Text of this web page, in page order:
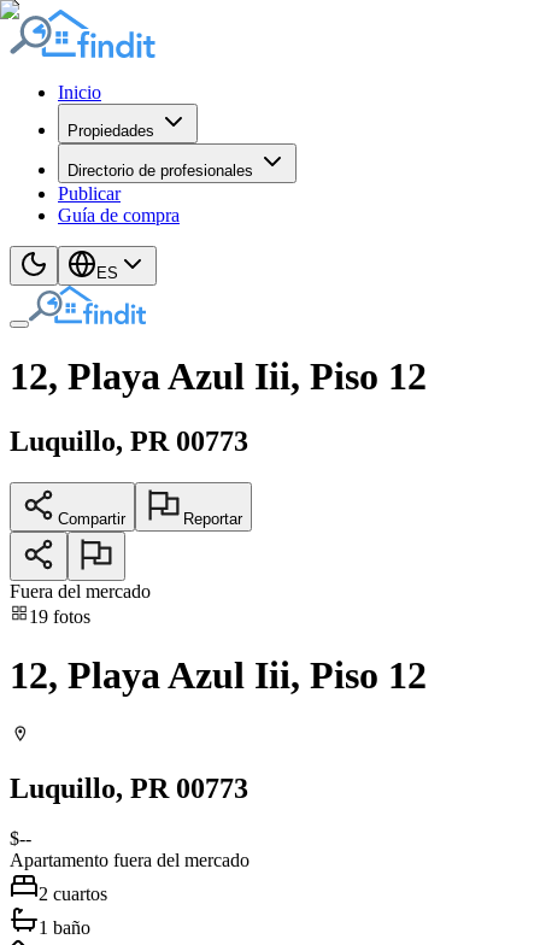
Inicio
Propiedades
Directorio de profesionales
Publicar
Guía de compra
ES
12, Playa Azul Iii, Piso 12
Luquillo, PR 00773
Compartir Reportar
Fuera del mercado
19 fotos
12, Playa Azul Iii, Piso 12
Luquillo, PR 00773
$--
Apartamento fuera del mercado
2 cuartos
1 baño